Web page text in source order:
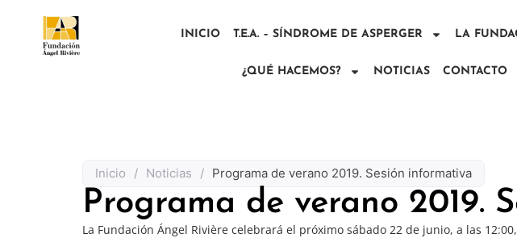
INICIO T.E.A. – SÍNDROME DE ASPERGER LA
¿QUÉ HACEMOS? NOTICIAS CONTACTO
Inicio / Noticias / Programa de verano 2019. Sesión informativa
Programa de verano 2019.
La Fundación Ángel Rivière celebrará el próximo sábado 22 de junio, a las